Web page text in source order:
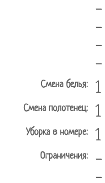
-
-
-
-
Смена белья:
Смена полотенец:
Уборка в номере:
Ограничения:
-
-